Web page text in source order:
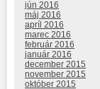
jún 2016
máj 2016
apríl 2016
marec 2016
február 2016
január 2016
december 2015
november 2015
október 2015